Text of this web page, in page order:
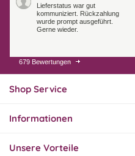
Lieferstatus war gut
kommuniziert. Rückzahlung
wurde prompt ausgeführt.
Gerne wieder.
07.08.26
Endlich das richtige
Innerhalb 2 Tagen Ware
geliefert. Sehr gut!
679 Bewertungen
Shop Service
Informationen
Unsere Vorteile